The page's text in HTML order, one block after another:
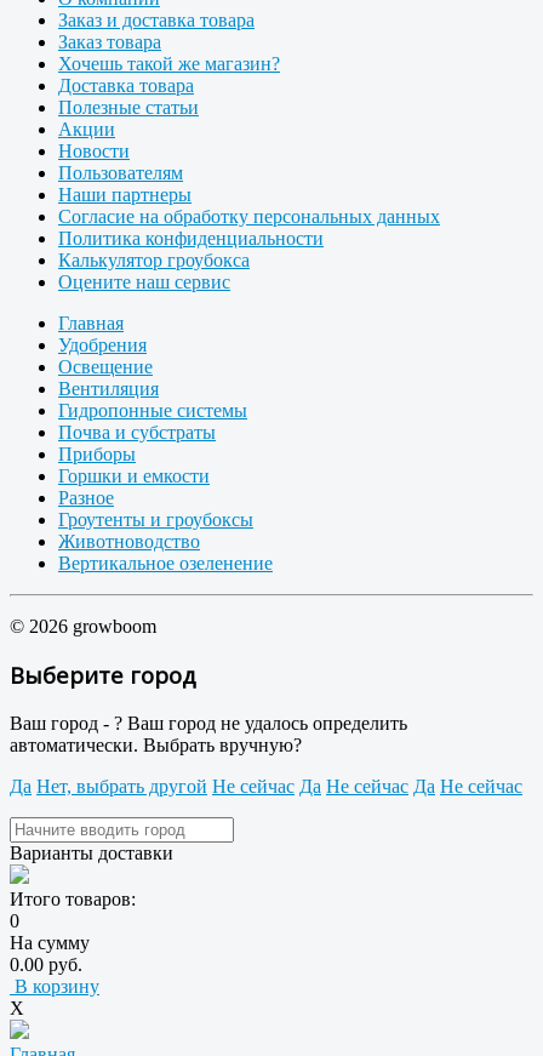
Заказ и доставка товара
Заказ товара
Хочешь такой же магазин?
Доставка товара
Полезные статьи
Акции
Новости
Пользователям
Наши партнеры
Согласие на обработку персональных данных
Политика конфиденциальности
Калькулятор гроубокса
Оцените наш сервис
Главная
Удобрения
Освещение
Вентиляция
Гидропонные системы
Почва и субстраты
Приборы
Горшки и емкости
Разное
Гроутенты и гроубоксы
Животноводство
Вертикальное озеленение
© 2026 growboom
Выберите город
Ваш город - ? Ваш город не удалось определить
автоматически. Выбрать вручную?
Да Нет, выбрать другой Не сейчас Да Не сейчас Да Не сейчас
Варианты доставки
Итого товаров:
0
На сумму
0.00 руб.
В корзину
X